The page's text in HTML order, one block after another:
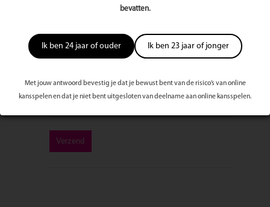
bevatten.
Ik ben 24 jaar of ouder Ik ben 23 jaar of jonger
Met jouw antwoord bevestig je dat je bewust bent van de risico’s van online
kansspelen en dat je niet bent uitgesloten van deelname aan online kansspelen.